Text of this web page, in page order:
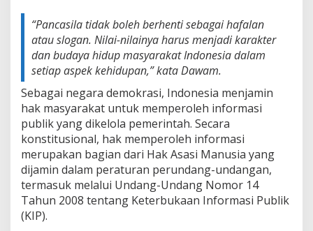
“Pancasila tidak boleh berhenti sebagai hafalan
atau slogan. Nilai-nilainya harus menjadi karakter
dan budaya hidup masyarakat Indonesia dalam
setiap aspek kehidupan,” kata Dawam.
Sebagai negara demokrasi, Indonesia menjamin
hak masyarakat untuk memperoleh informasi
publik yang dikelola pemerintah. Secara
konstitusional, hak memperoleh informasi
merupakan bagian dari Hak Asasi Manusia yang
dijamin dalam peraturan perundang-undangan,
termasuk melalui Undang-Undang Nomor 14
Tahun 2008 tentang Keterbukaan Informasi Publik
(KIP).